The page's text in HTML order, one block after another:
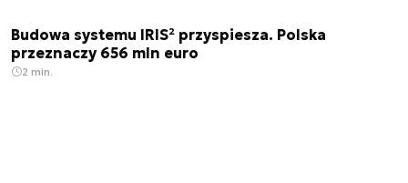
Budowa systemu IRIS² przyspiesza. Polska
przeznaczy 656 mln euro
2 min.